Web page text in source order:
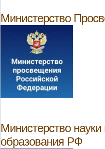
Министерство
Министерство
образования РФ